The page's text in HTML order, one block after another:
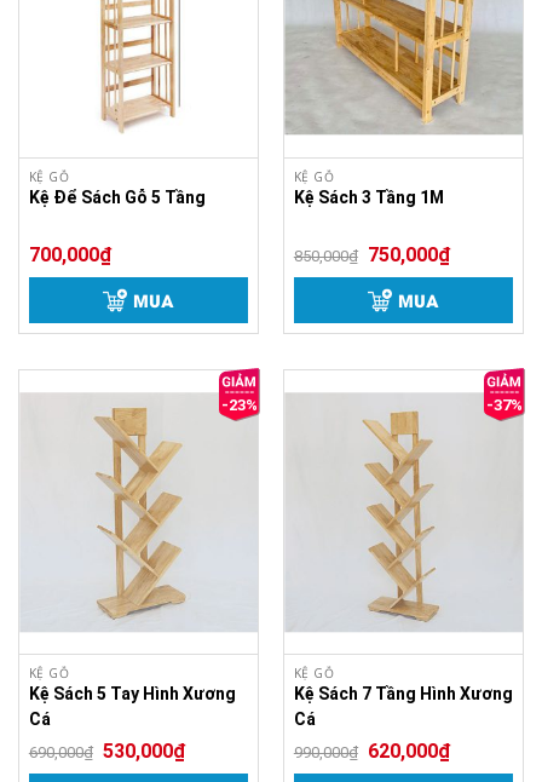
KỆ GỖ
Kệ Để Sách Gỗ 5 Tầng
700,000₫
MUA
KỆ GỖ
Kệ Sách 3 Tầng 1M
850,000₫ 750,000₫
MUA
-23%
KỆ GỖ
Kệ Sách 5 Tay Hình Xương
Cá
690,000₫ 530,000₫
-37%
KỆ GỖ
Kệ Sách 7 Tầng Hình Xương
Cá
990,000₫ 620,000₫